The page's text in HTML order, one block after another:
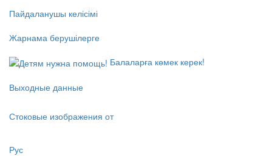
Пайдаланушы келісімі
Жарнама берушілерге
Балаларға көмек керек!
Выходные данные
Стоковые изображения от
Рус